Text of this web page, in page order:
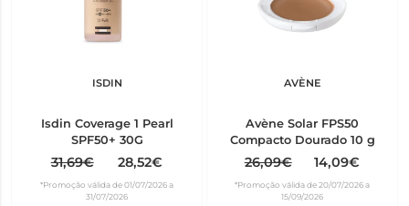
ISDIN
Isdin Coverage 1 Pearl
SPF50+ 30G
31,69€ 28,52€
*Promoção válida de 01/07/2026 a
31/07/2026
AVÈNE
Avène Solar FPS50
Compacto Dourado 10 g
26,09€ 14,09€
*Promoção válida de 20/07/2026 a
15/09/2026